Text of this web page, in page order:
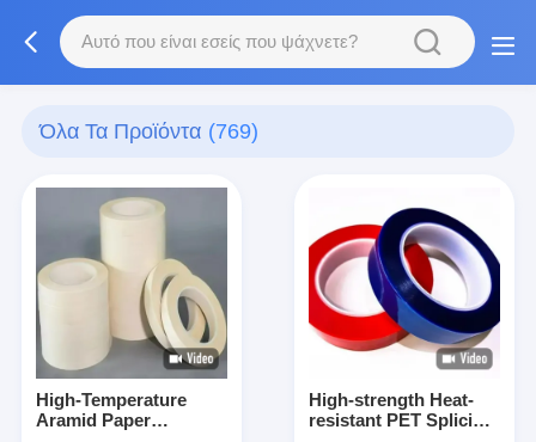
Όλα Τα Προϊόντα (769)
High-Temperature
Aramid Paper
High-strength Heat-
resistant PET Splicing